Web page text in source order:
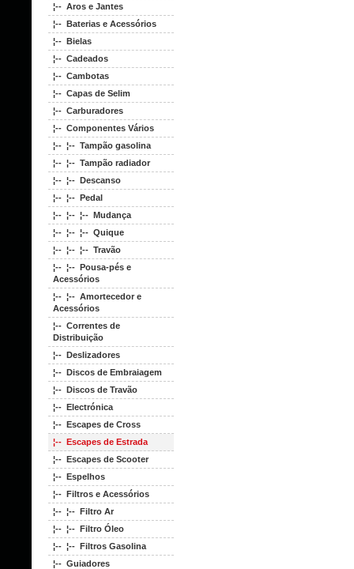
¦-- Aros e Jantes
¦-- Baterias e Acessórios
¦-- Bielas
¦-- Cadeados
¦-- Cambotas
¦-- Capas de Selim
¦-- Carburadores
¦-- Componentes Vários
¦-- ¦-- Tampão gasolina
¦-- ¦-- Tampão radiador
¦-- ¦-- Descanso
¦-- ¦-- Pedal
¦-- ¦-- ¦-- Mudança
¦-- ¦-- ¦-- Quique
¦-- ¦-- ¦-- Travão
¦-- ¦-- Pousa-pés e
Acessórios
¦-- ¦-- Amortecedor e
Acessórios
¦-- Correntes de
Distribuição
¦-- Deslizadores
¦-- Discos de Embraiagem
¦-- Discos de Travão
¦-- Electrónica
¦-- Escapes de Cross
¦-- Escapes de Estrada
¦-- Escapes de Scooter
¦-- Espelhos
¦-- Filtros e Acessórios
¦-- ¦-- Filtro Ar
¦-- ¦-- Filtro Óleo
¦-- ¦-- Filtros Gasolina
¦-- Guiadores